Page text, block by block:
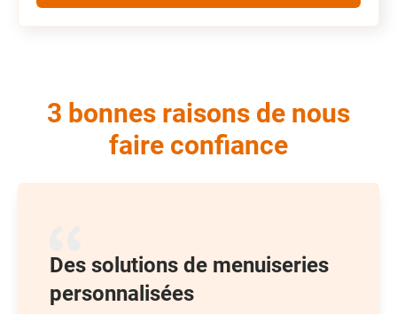
3 bonnes raisons de nous
faire confiance
Des solutions de menuiseries
personnalisées